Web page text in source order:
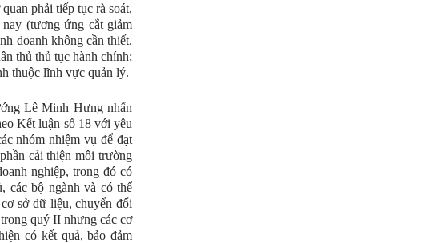
phải tiếp tục rà soát,
(tương ứng cắt giảm
doanh không cần thiết.
thủ thủ tục hành chính;
thuộc lĩnh vực quản lý.
Lê Minh Hưng nhấn
Kết luận số 18 với yêu
nhóm nhiệm vụ để đạt
cải thiện môi trường
nghiệp, trong đó có
các bộ ngành và có thể
sở dữ liệu, chuyển đổi
quý II nhưng các cơ
có kết quả, bảo đảm